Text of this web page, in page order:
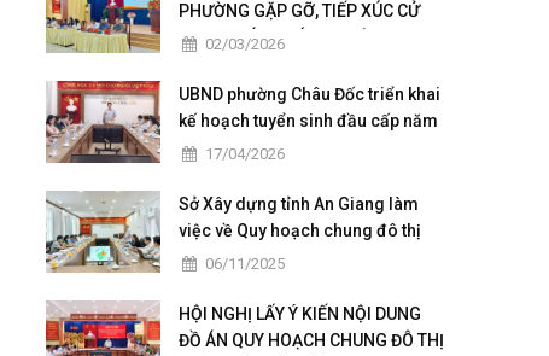
PHƯỜNG GẶP GỠ, TIẾP XÚC CỬ
TRI TẠI CÁC KHÓM THUỘC ĐƠN VỊ
02/03/2026
UBND phường Châu Đốc triển khai
kế hoạch tuyển sinh đầu cấp năm
học 2026 – 2027
17/04/2026
Sở Xây dựng tỉnh An Giang làm
việc về Quy hoạch chung đô thị
Châu Đốc – Vĩnh Tế giai đoạn
06/11/2025
HỘI NGHỊ LẤY Ý KIẾN NỘI DUNG
ĐỒ ÁN QUY HOẠCH CHUNG ĐÔ THỊ